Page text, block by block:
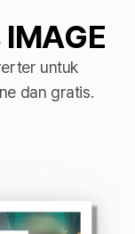
untuk
dan gratis.